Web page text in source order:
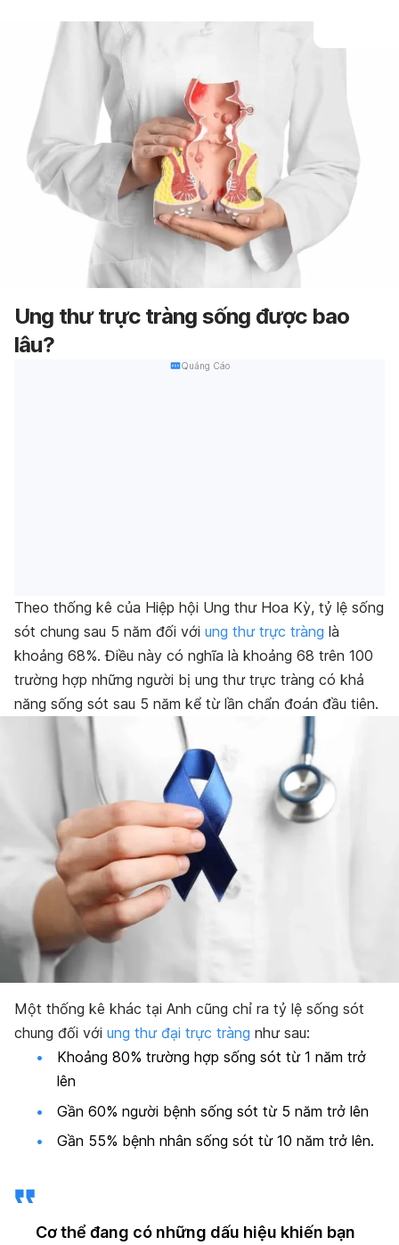
Ung thư trực tràng sống được bao
lâu?
Quảng Cáo
Theo thống kê của Hiệp hội Ung thư Hoa Kỳ, tỷ lệ sống
sót chung sau 5 năm đối với ung thư trực tràng là
khoảng 68%. Điều này có nghĩa là khoảng 68 trên 100
trường hợp những người bị ung thư trực tràng có khả
năng sống sót sau 5 năm kể từ lần chẩn đoán đầu tiên.
Một thống kê khác tại Anh cũng chỉ ra tỷ lệ sống sót
chung đối với ung thư đại trực tràng như sau:
Khoảng 80% trường hợp sống sót từ 1 năm trở
lên
Gần 60% người bệnh sống sót từ 5 năm trở lên
Gần 55% bệnh nhân sống sót từ 10 năm trở lên.
Cơ thể đang có những dấu hiệu khiến bạn